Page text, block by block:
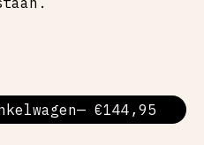
— €144,95